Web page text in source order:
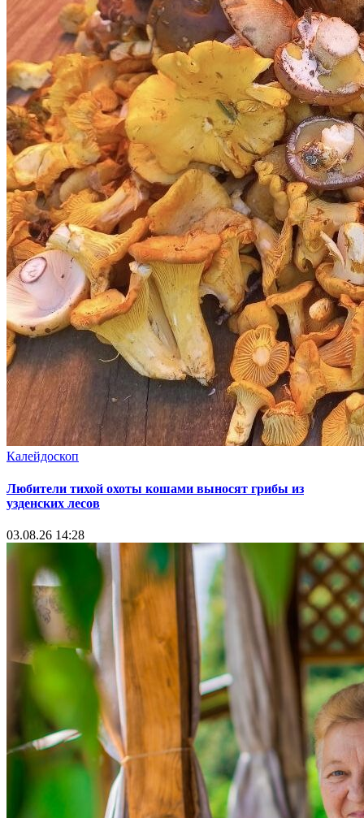
Калейдоскоп
Любители тихой охоты кошами выносят грибы из
узденских лесов
03.08.26 14:28